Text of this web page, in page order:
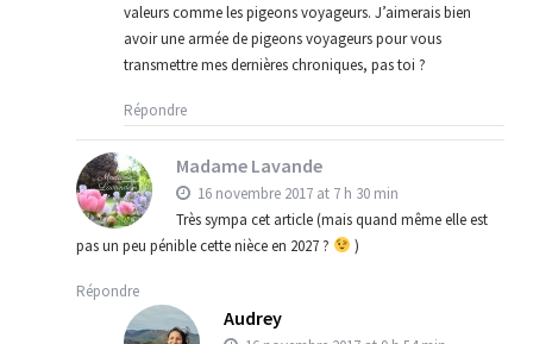
valeurs comme les pigeons voyageurs. J’aimerais bien
avoir une armée de pigeons voyageurs pour vous
transmettre mes dernières chroniques, pas toi ?
Répondre
Madame Lavande
16 novembre 2017 at 7 h 30 min
Très sympa cet article (mais quand même elle est
pas un peu pénible cette nièce en 2027 ?
)
Répondre
Audrey